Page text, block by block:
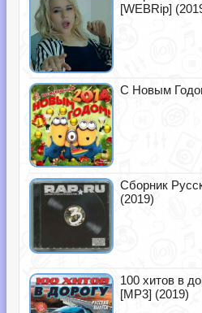
[WEBRip]
С Новым
Сборник
(2019)
100 хитов в
[MP3] (2019)